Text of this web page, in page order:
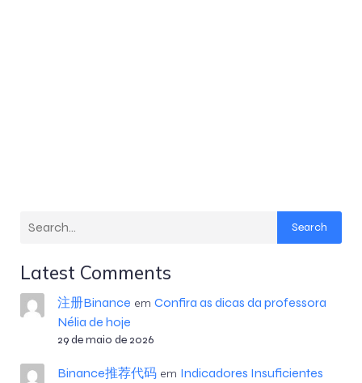
Search
Latest Comments
注册Binance em Confira as dicas da professora
Nélia de hoje
29 de maio de 2026
Binance推荐代码em Indicadores Insuficientes